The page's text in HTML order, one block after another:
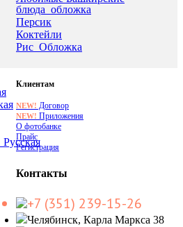
блюда_обложка
Персик
Коктейли
Рис_Обложка
Клиентам
NEW! Договор
NEW! Приложения
О фотобанке
Прайс
Регистрация
Контакты
+7 (351) 239-15-26
Челябинск, Карла Маркса 38